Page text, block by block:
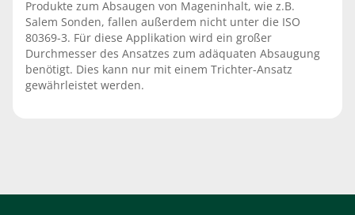
Produkte zum Absaugen von Mageninhalt, wie z.B.
Salem Sonden, fallen außerdem nicht unter die ISO
80369-3. Für diese Applikation wird ein großer
Durchmesser des Ansatzes zum adäquaten Absaugung
benötigt. Dies kann nur mit einem Trichter-Ansatz
gewährleistet werden.